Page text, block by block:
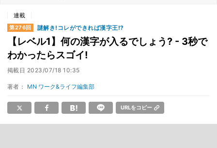
連載
第276回 謎解き!コレができれば漢字王!?
【レベル1】何の漢字が入るでしょう? - 3秒で
わかったらスゴイ!
掲載日 2023/07/18 10:35
著者： MN ワーク&ライフ編集部
URLをコピー